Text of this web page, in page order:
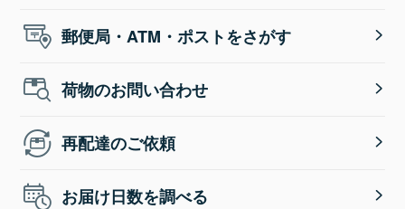
郵便局・ATM・ポストをさがす
荷物のお問い合わせ
再配達のご依頼
お届け日数を調べる